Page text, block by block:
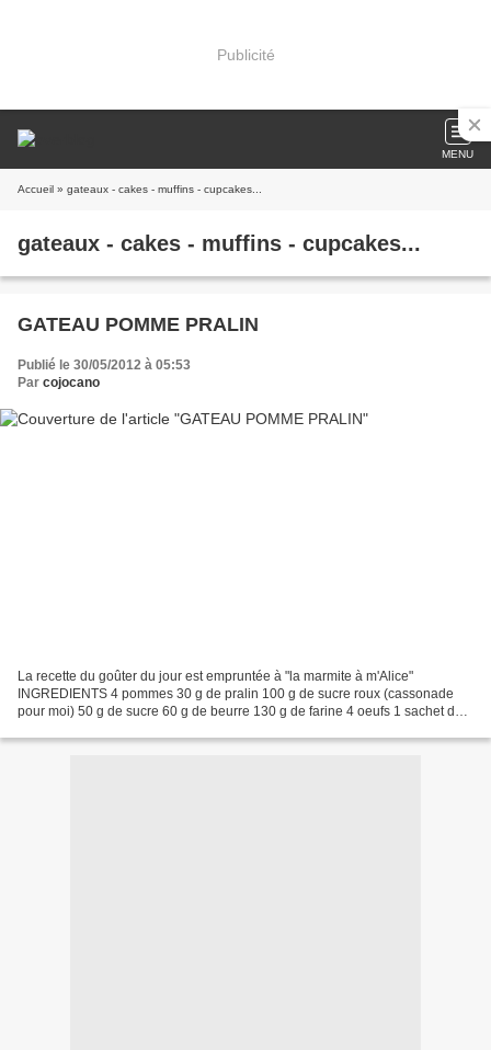
Publicité
MENU
Accueil » gateaux - cakes - muffins - cupcakes...
gateaux - cakes - muffins - cupcakes...
GATEAU POMME PRALIN
Publié le 30/05/2012 à 05:53
Par cojocano
La recette du goûter du jour est empruntée à "la marmite à m'Alice"
INGREDIENTS 4 pommes 30 g de pralin 100 g de sucre roux (cassonade
pour moi) 50 g de sucre 60 g de beurre 130 g de farine 4 oeufs 1 sachet de